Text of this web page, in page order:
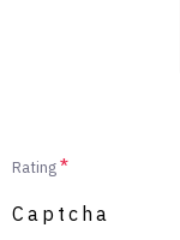
Rating
Captcha